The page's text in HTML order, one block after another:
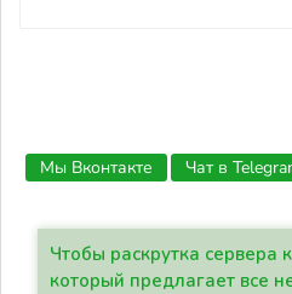
Мы Вконтакте Чат в
Чтобы раскрутка сервера
который предлагает все